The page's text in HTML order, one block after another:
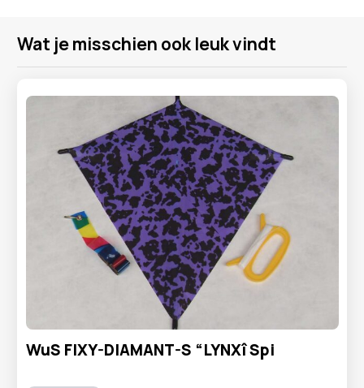
Wat je misschien ook leuk vindt
WuS FIXY-DIAMANT-S “LYNXî Spi